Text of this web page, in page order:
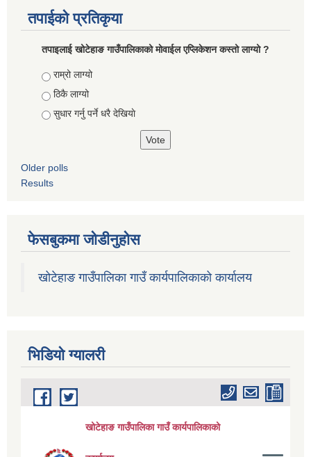
तपाईको प्रतिकृया
तपाइलाई खोटेहाङ गाउँपालिकाको माेवाईल एप्लिकेशन कस्तो लाग्यो ?
Choices
राम्रो लाग्यो
ठिकै लाग्यो
सुधार गर्नु पर्ने धरै देखियाे
Older polls
Results
फेसबुकमा जोडीनुहोस
खोटेहाङ गाउँपालिका गाउँ कार्यपालिकाको कार्यालय
भिडियाे ग्यालरी